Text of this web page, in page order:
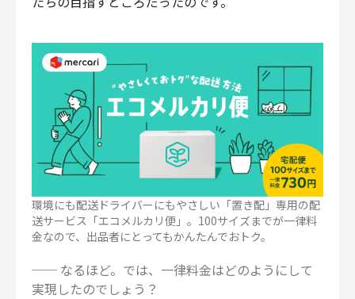
環境にも配送ドライバーにもやさしい「置き配」専用の配
送サービス「エコメルカリ便」。100サイズまでが一律料
金なので、出品者にとってもかんたんでおトク。
── なるほど。では、一律料金はどのようにして
実現したのでしょう？